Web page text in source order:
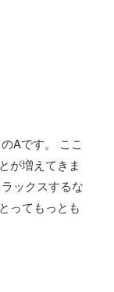
Aです。 ここ
が増えてきま
ックスするな
ってもっとも